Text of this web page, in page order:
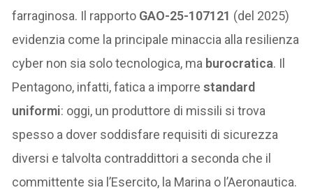
farraginosa. Il rapporto GAO-25-107121 (del 2025)
evidenzia come la principale minaccia alla resilienza
cyber non sia solo tecnologica, ma burocratica. Il
Pentagono, infatti, fatica a imporrestandard
uniformi: oggi, un produttore di missili si trova
spesso a dover soddisfare requisiti di sicurezza
diversi e talvolta contraddittori a seconda che il
committente sia l’Esercito, la Marina o l’Aeronautica.